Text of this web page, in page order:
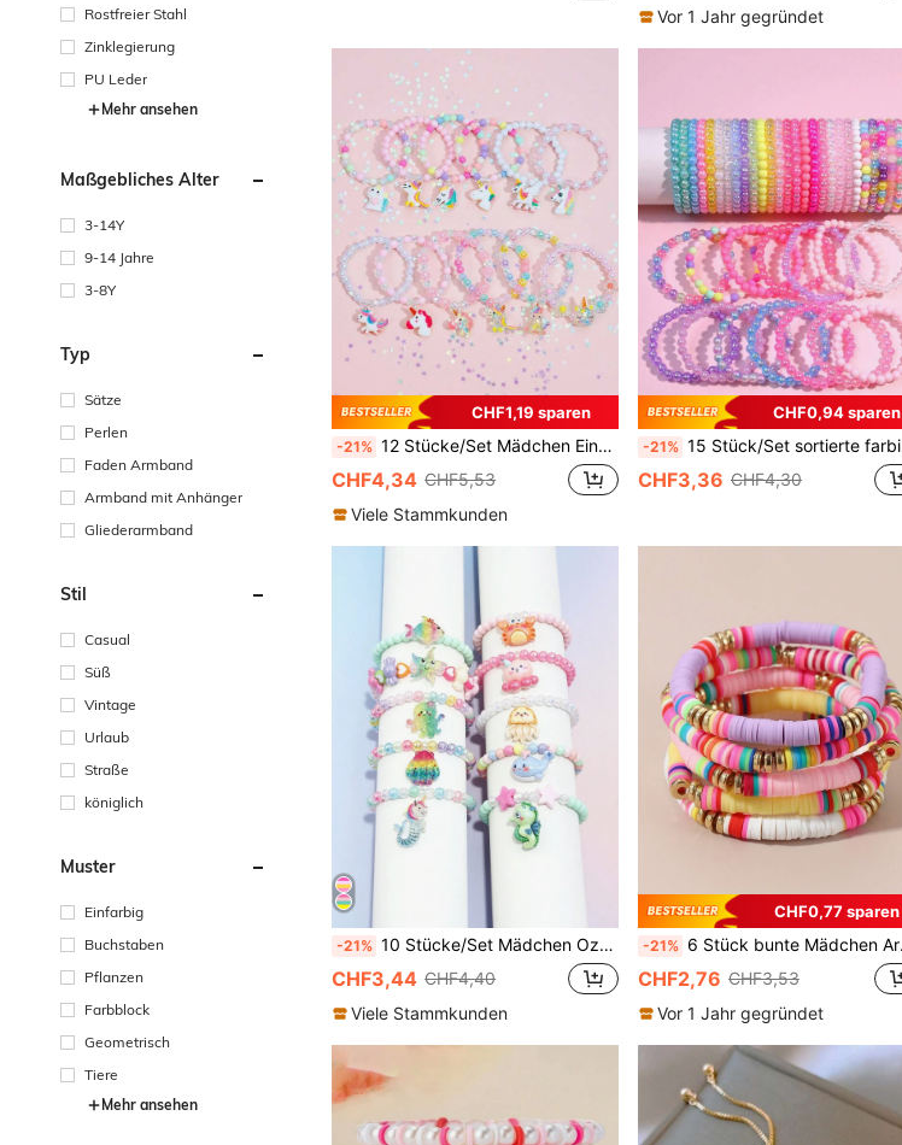
Rostfreier Stahl
Zinklegierung
PU Leder
Mehr ansehen
Maßgebliches Alter
3-14Y
9-14 Jahre
3-8Y
Typ
Sätze
Perlen
Faden Armband
Armband mit Anhänger
Gliederarmband
Stil
Casual
Süß
Vintage
Urlaub
Straße
königlich
Muster
Einfarbig
Buchstaben
Pflanzen
Farbblock
Geometrisch
Tiere
Mehr ansehen
Vor 1 Jahr gegründet
CHF1,19 sparen
-21% 12 Stücke/Set Mädchen Einhorn Dekor Armband, Perlen Herz Schmuck Armband Set, geeignet als Geschenk für Feiertage, Geburtstage, zufällige Farbe
CHF4,34 CHF5,53
Viele Stammkunden
CHF0,94 sparen
-21% 15 Stück/Set sortierte farbige Perlen Armband Set, geeignet für Festivals, Partys, Geburtstage, täglichen Gebrauch, Schule, Kinderschmuck
CHF3,36 CHF4,30
-21% 10 Stücke/Set Mädchen Ozean Serie Cartoon Anhänger Armband, buntes Perlenarmband Set, geeignet als Geschenk für Feiertage, Geburtstage, Zufallsfarbe
CHF3,44 CHF4,40
Viele Stammkunden
CHF0,77 sparen
-21% 6 Stück bunte Mädchen Armbänder aus Polymer-Ton, tägliche Dekoration
CHF2,76 CHF3,53
Vor 1 Jahr gegründet